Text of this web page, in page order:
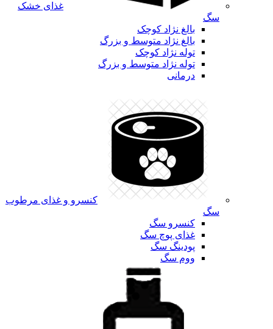
غذای خشک
سگ
بالغ نژاد کوچک
بالغ نژاد متوسط و بزرگ
توله نژاد کوچک
توله نژاد متوسط و بزرگ
درمانی
کنسرو و غذای مرطوب
سگ
کنسرو سگ
غذای پوچ سگ
پودینگ سگ
ووم سگ